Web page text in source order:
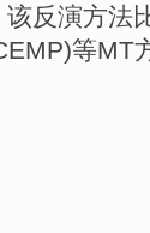
该反演方法
)等MT